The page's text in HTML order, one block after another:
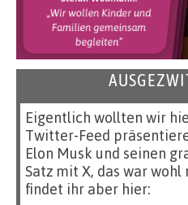
Eigentlich wollten wir
Twitter-Feed
Elon Musk und seinen
Satz mit X, das war wohl
findet ihr aber hier: